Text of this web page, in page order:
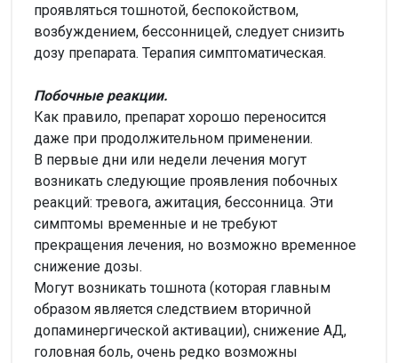
проявляться тошнотой, беспокойством,
возбуждением, бессонницей, следует снизить
дозу препарата. Терапия симптоматическая.
Побочные реакции.
Как правило, препарат хорошо переносится
даже при продолжительном применении.
В первые дни или недели лечения могут
возникать следующие проявления побочных
реакций: тревога, ажитация, бессонница. Эти
симптомы временные и не требуют
прекращения лечения, но возможно временное
снижение дозы.
Могут возникать тошнота (которая главным
образом является следствием вторичной
допаминергической активации), снижение АД,
головная боль, очень редко возможны